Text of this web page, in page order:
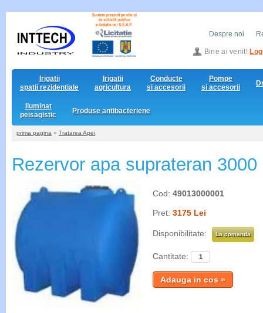
Despre noi
Bine ai venit!
Irigatii
spatii rezidentiale
Irigatii
agricultura
Conducte
si accesorii
Pompe
si accesorii
Iluminat
peisagistic
Produse antibacteriene
prima pagina » Tratarea Apei
Rezervor apa suprateran 3000
Cod: 49013000001
Pret: 3175 Lei
Disponibilitate: La comanda
Cantitate: